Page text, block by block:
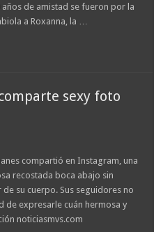
de amistad se fueron por la
a Roxanna, la …
sexy foto
compartió en Instagram, una
recostada boca abajo sin
su cuerpo. Sus seguidores no
de expresarle cuán hermosa y
noticiasmvs.com